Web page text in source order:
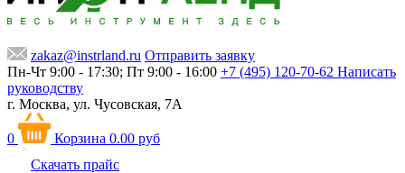
zakaz@instrland.ru Отправить заявку
Пн-Чт 9:00 - 17:30; Пт 9:00 - 16:00 +7 (495) 120-70-62 Написать
руководству
г. Москва, ул. Чусовская, 7А
0 Корзина 0.00 руб
Скачать прайс